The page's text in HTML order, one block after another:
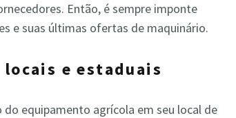
Então, é sempre imponte
e suas últimas ofertas de maquinário.
e estaduais
equipamento agrícola em seu local de